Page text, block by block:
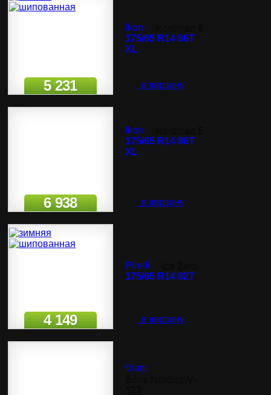
Ikon
175/65 R14 86T
XL
5 231
Ikon
175/65 R14 86T
XL
в корзину
6 938
Pirelli
175/65 R14 82T
в корзину
4 149
Viatti
в корзину